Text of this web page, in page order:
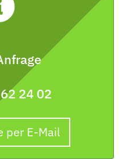
24 02
per E-Mail